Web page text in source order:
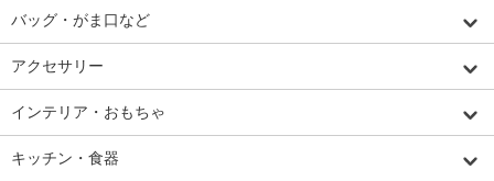
バッグ・がま口など
アクセサリー
インテリア・おもちゃ
キッチン・食器